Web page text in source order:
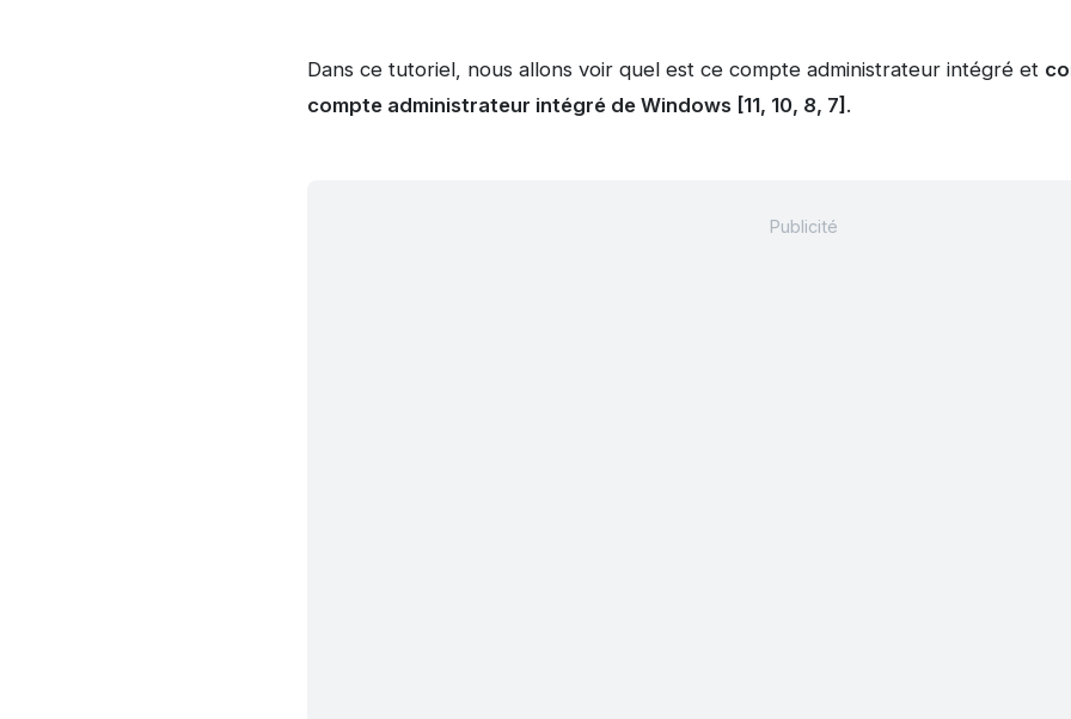
Dans ce tutoriel, nous allons voir quel est ce compte administrateur intégré et
compte administrateur intégré de Windows [11, 10, 8, 7] .